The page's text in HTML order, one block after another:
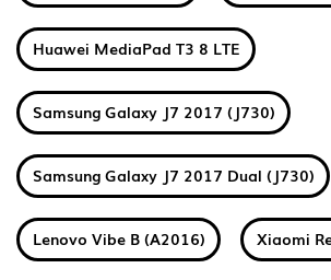
Huawei MediaPad T3 8 LTE
Samsung Galaxy J7 2017 (J730)
Samsung Galaxy J7 2017 Dual (J730)
Lenovo Vibe B (A2016) Xiaomi